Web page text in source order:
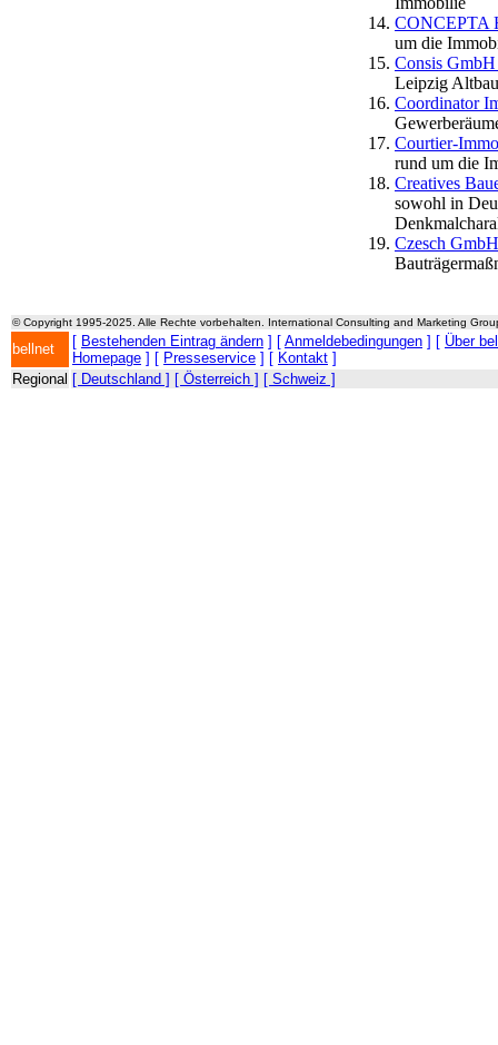
CONCEPTA
um die
Consis
Leipzig
Coordinator
Courtier-
rund um die
Creatives
sowohl in
Czesch
© Copyright 1995-2025. Alle Rechte vorbehalten. International Consulting and Marketing
bellnet [ Bestehenden Eintrag ändern ] [ Anmeldebedingungen ] [ Über
Homepage ] [ Presseservice ] [ Kontakt ]
Regional [ Deutschland ] [ Österreich ] [ Schweiz ]